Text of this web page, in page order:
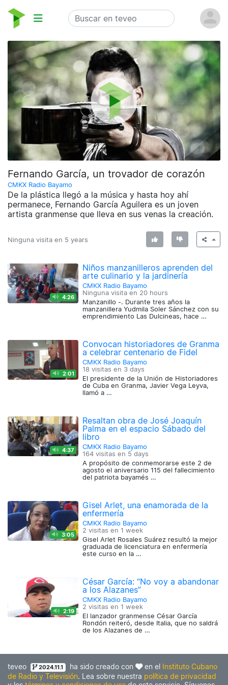
Fernando García, un trovador de corazón
CMKX Radio Bayamo
De la plástica llegó a la música y hasta hoy ahí
permanece, Fernando García Aguilera es un joven
artista granmense que lleva en sus venas la creación.
Ninguna visita en 5 years
4:26
Niños manzanilleros aprenden del
arte culinario y la jardinería
CMKX Radio Bayamo
Ninguna visita en 20 hours
Manzanillo -. Durante tres años la
manzanillera Yudmila Soler Sánchez con su
emprendimiento Las Dulcineas, hace …
2:01
Convocan historiadores de Granma
a celebrar centenario de Fidel
CMKX Radio Bayamo
18 visitas en 3 days
El presidente de la Unión de Historiadores
de Cuba en Granma, Javier Vega Leyva,
llamó a …
4:37
Resaltan obra de José Joaquín
Palma en el espacio Sábado del
libro
CMKX Radio Bayamo
164 visitas en 5 days
A propósito de conmemorarse este 2 de
agosto el aniversario 115 del fallecimiento
del patriota bayamés …
3:05
Gisel Arlet, una enamorada de la
enfermería
CMKX Radio Bayamo
2 visitas en 1 week
Gisel Arlet Rosales Suárez resultó la mejor
graduada de licenciatura en enfermería
este curso en la …
2:19
César García: “No voy a abandonar
a los Alazanes”
CMKX Radio Bayamo
2 visitas en 1 week
El lanzador granmense César García
Rondón reiteró, desde Italia, que no saldrá
de los Alazanes de …
teveo 2024.11.1 ha sido creado con en el Instituto Cubano
de Radio y Televisión. Lea sobre nuestra política de privacidad